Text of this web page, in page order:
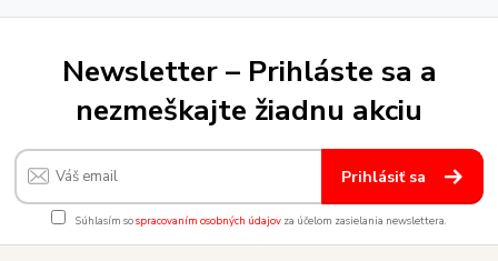
Newsletter – Prihláste sa a
nezmeškajte žiadnu akciu
Prihlásiť sa
Súhlasím sospracovaním osobných údajov za účelom zasielania newslettera.